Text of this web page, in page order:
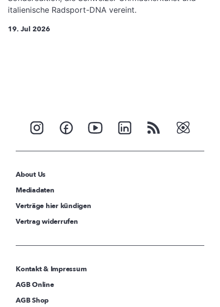
italienische Radsport-DNA vereint.
19. Jul 2026
About Us
Mediadaten
Verträge hier kündigen
Vertrag widerrufen
Kontakt & Impressum
AGB Online
AGB Shop